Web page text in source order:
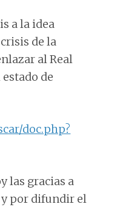
a la idea
de la
al Real
de
doc.php?
las gracias a
por difundir el